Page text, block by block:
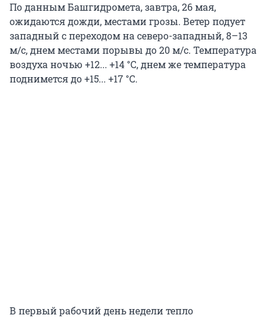
По данным Башгидромета, завтра, 26 мая,
ожидаются дожди, местами грозы. Ветер подует
западный с переходом на северо-западный, 8–13
м/с, днем местами порывы до 20 м/с. Температура
воздуха ночью +12... +14 °C, днем же температура
поднимется до +15... +17 °C.
В первый рабочий день недели тепло